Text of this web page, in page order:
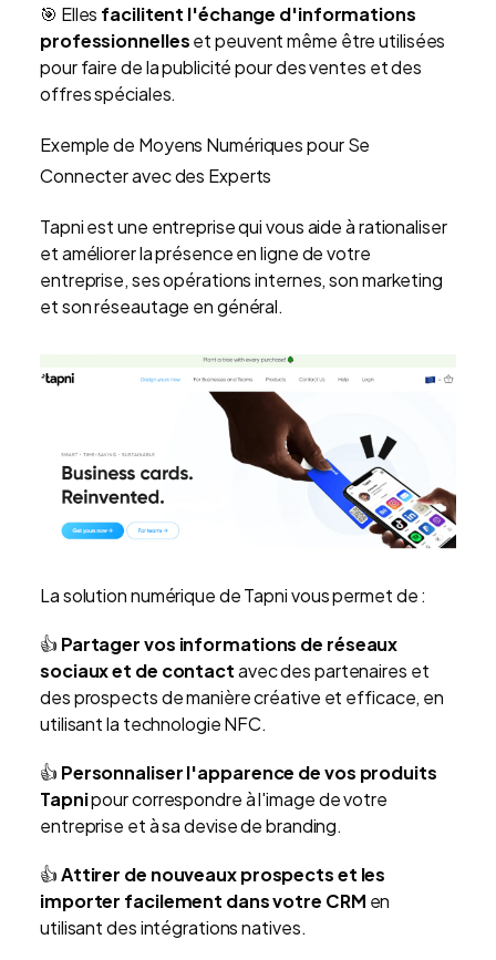
🎯 Elles facilitent l'échange d'informations
professionnelleset peuvent même être utilisées
pour faire de la publicité pour des ventes et des
offres spéciales.
Exemple de Moyens Numériques pour Se
Connecter avec des Experts
Tapni est une entreprise qui vous aide à rationaliser
et améliorer la présence en ligne de votre
entreprise, ses opérations internes, son marketing
et son réseautage en général.
La solution numérique de Tapni vous permet de :
👍 Partager vos informations de réseaux
sociaux et de contactavec des partenaires et
des prospects de manière créative et efficace, en
utilisant la technologie NFC.
👍 Personnaliser l'apparence de vos produits
Tapnipour correspondre à l'image de votre
entreprise et à sa devise de branding.
👍Attirer de nouveaux prospects et les
importer facilement dans votre CRM en
utilisant des intégrations natives.